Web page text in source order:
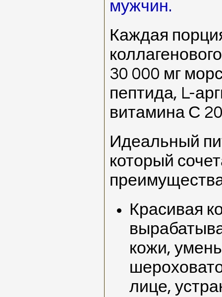
мужчин.
Каждая
30 000 мг
пептида, L-
витамина С
Идеальный
который
Красивая
кожи,
лице,